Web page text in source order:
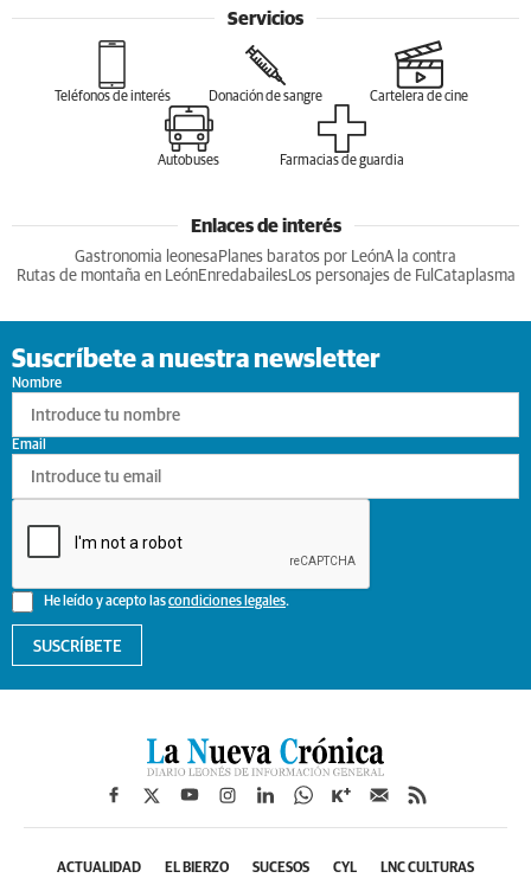
Servicios
Teléfonos de interés Donación de sangre Cartelera de cine
Autobuses Farmacias de guardia
Enlaces de interés
Gastronomia leonesa Planes baratos por LeónA la contra
Rutas de montaña en LeónEnredabailesLos personajes de Ful Cataplasma
Suscríbete a nuestra newsletter
Nombre
He leído y acepto lascondiciones legales.
Email
SUSCRÍBETE
ACTUALIDAD EL BIERZO SUCESOS CYL LNC CULTURAS